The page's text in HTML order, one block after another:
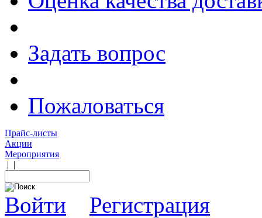
Задать вопрос
Пожаловаться
Прайс-листы
Акции
Мероприятия
| |
Войти
Регистрация